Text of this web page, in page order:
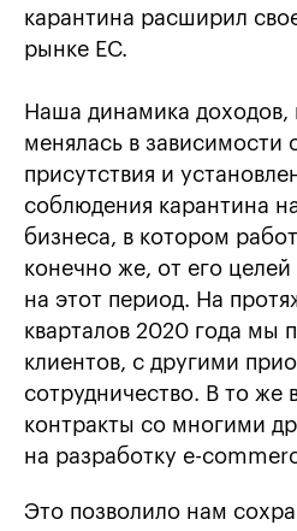
карантина расширил
рынке ЕС.
Наша динамика доходов,
менялась в зависимости
присутствия и
соблюдения карантина
бизнеса, в котором
конечно же, от его целей
на этот период. На
кварталов 2020 года мы
клиентов, с другими
сотрудничество. В то же
контракты со многими
на разработку e-
Это позволило нам